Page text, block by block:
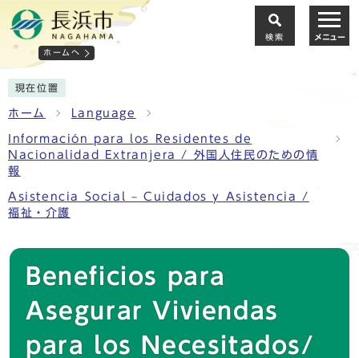
ホームへ
検索 メニュー
現在位置
ホーム Language
Información para los Residentes de
Nacionalidad Extranjera / 外国人住民のための情
報
Asistencia Social – Cuidados y Asistencia /
福祉・介護
Beneficios para
Asegurar Viviendas
para los Necesitados/